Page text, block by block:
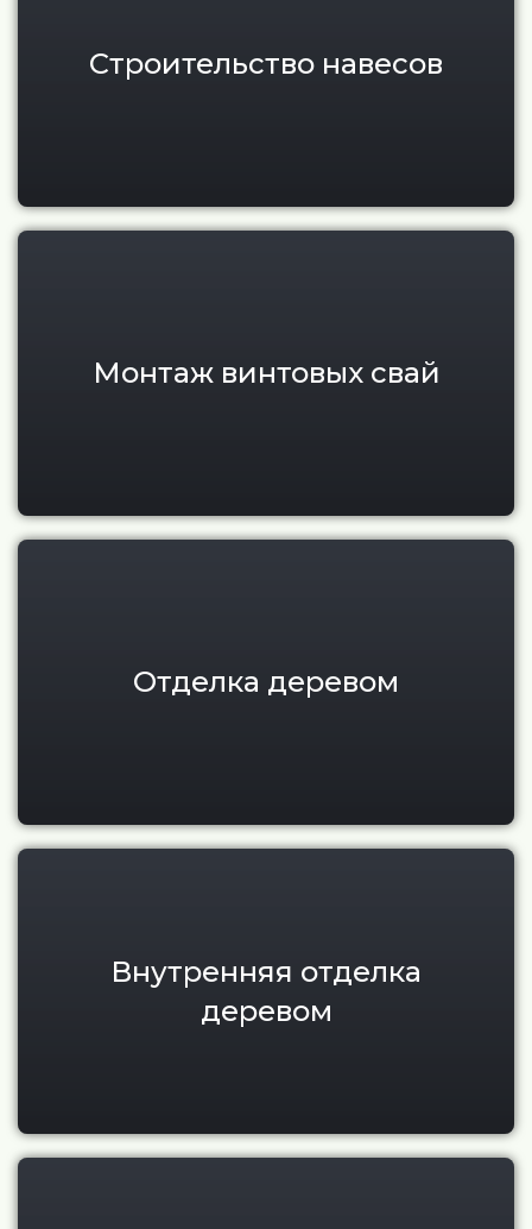
Строительство навесов
Монтаж винтовых свай для
Монтаж винтовых свай
Отделка фасадов и террас
Отделка деревом
Внутренняя отделка деревом
Внутренняя отделка
деревом
Наружная отделка фасадов